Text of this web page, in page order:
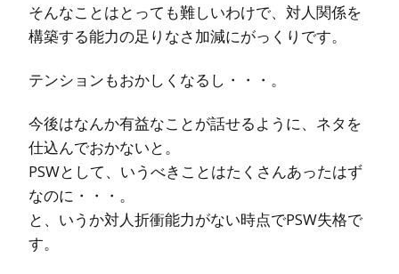
そんなことはとっても難しいわけで、対人関係を
構築する能力の足りなさ加減にがっくりです。
テンションもおかしくなるし・・・。
今後はなんか有益なことが話せるように、ネタを
仕込んでおかないと。
PSWとして、いうべきことはたくさんあったはず
なのに・・・。
と、いうか対人折衝能力がない時点でPSW失格で
す。